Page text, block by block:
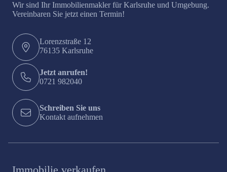
Wir sind Ihr Immobilienmakler für Karlsruhe und Umgebung.
Vereinbaren Sie jetzt einen Termin!
Lorenzstraße 12
76135 Karlsruhe
Jetzt anrufen!
0721 982040
Schreiben Sie uns
Kontakt aufnehmen